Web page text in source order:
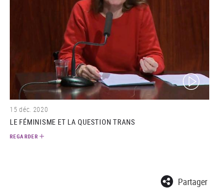
(video)
15 déc. 2020
LE FÉMINISME ET LA QUESTION TRANS
REGARDER
Partager